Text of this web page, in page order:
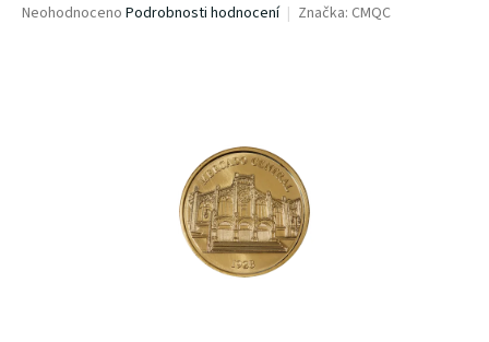
Průměrné
Neohodnoceno Podrobnosti hodnocení Značka: CMQC